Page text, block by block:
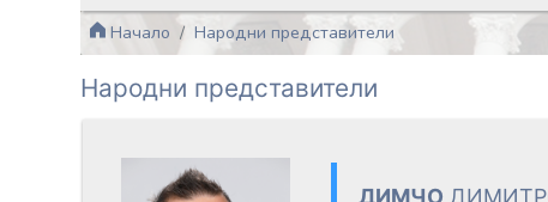
Начало Народни представители
Народни представители
ДИМЧО